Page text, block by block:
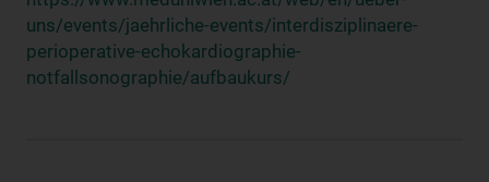
uns/events/jaehrliche-events/interdisziplinaere-
perioperative-echokardiographie-
notfallsonographie/aufbaukurs/